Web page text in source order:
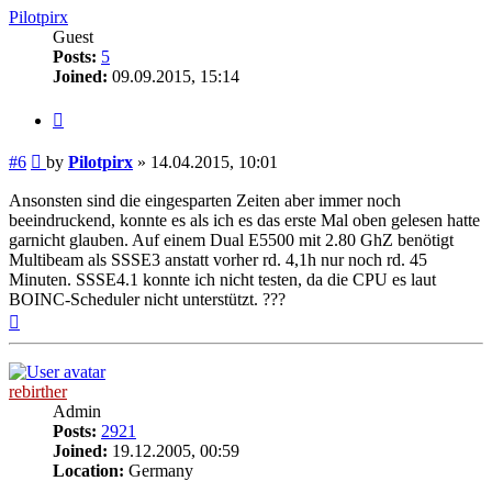
Pilotpirx
Guest
Posts: 5
Joined: 09.09.2015, 15:14
#6 Post
by Pilotpirx » 14.04.2015, 10:01
Ansonsten sind die eingesparten Zeiten aber immer noch
beeindruckend, konnte es als ich es das erste Mal oben gelesen hatte
garnicht glauben. Auf einem Dual E5500 mit 2.80 GhZ benötigt
Multibeam als SSSE3 anstatt vorher rd. 4,1h nur noch rd. 45
Minuten. SSSE4.1 konnte ich nicht testen, da die CPU es laut
BOINC-Scheduler nicht unterstützt. ???
rebirther
Admin
Posts: 2921
Joined: 19.12.2005, 00:59
Location: Germany